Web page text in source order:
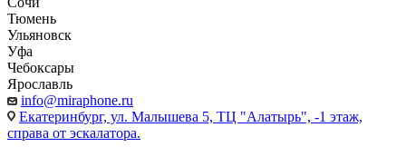
Тюмень
Ульяновск
Уфа
Чебоксары
Ярославль
info@miraphone.ru
Екатеринбург, ул. Малышева 5, ТЦ "Алатырь", -1 этаж,
справа от эскалатора.